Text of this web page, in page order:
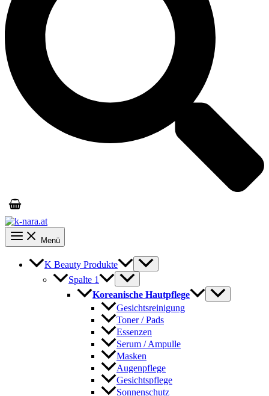
Menü
K Beauty Produkte
Spalte 1
Koreanische Hautpflege
Gesichtsreinigung
Toner / Pads
Essenzen
Serum / Ampulle
Masken
Augenpflege
Gesichtspflege
Sonnenschutz